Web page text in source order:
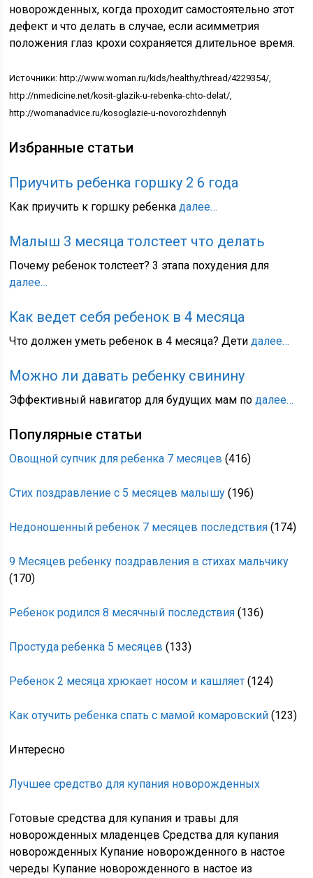
новорожденных, когда проходит самостоятельно этот
дефект и что делать в случае, если асимметрия
положения глаз крохи сохраняется длительное время.
Источники: http://www.woman.ru/kids/healthy/thread/4229354/,
http://nmedicine.net/kosit-glazik-u-rebenka-chto-delat/,
http://womanadvice.ru/kosoglazie-u-novorozhdennyh
Избранные статьи
Приучить ребенка горшку 2 6 года
Как приучить к горшку ребенкадалее…
Малыш 3 месяца толстеет что делать
Почему ребенок толстеет? 3 этапа похудения для
далее…
Как ведет себя ребенок в 4 месяца
Что должен уметь ребенок в 4 месяца? Детидалее…
Можно ли давать ребенку свинину
Эффективный навигатор для будущих мам подалее…
Популярные статьи
Овощной супчик для ребенка 7 месяцев (416)
Стих поздравление с 5 месяцев малышу (196)
Недоношенный ребенок 7 месяцев последствия (174)
9 Месяцев ребенку поздравления в стихах мальчику
(170)
Ребенок родился 8 месячный последствия (136)
Простуда ребенка 5 месяцев (133)
Ребенок 2 месяца хрюкает носом и кашляет (124)
Как отучить ребенка спать с мамой комаровский (123)
Интересно
Лучшее средство для купания новорожденных
Готовые средства для купания и травы для
новорожденных младенцев Средства для купания
новорожденных Купание новорожденного в настое
череды Купание новорожденного в настое из